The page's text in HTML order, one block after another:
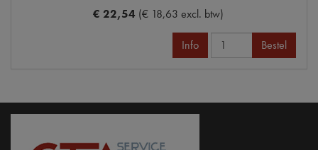
€ 22,54 (€ 18,63 excl. btw)
Info Bestel